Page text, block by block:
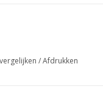
/Afdrukken